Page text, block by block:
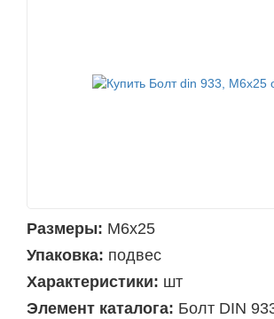
Размеры: М6х25
Упаковка: подвес
Характеристики: шт
Элемент каталога: Болт DIN